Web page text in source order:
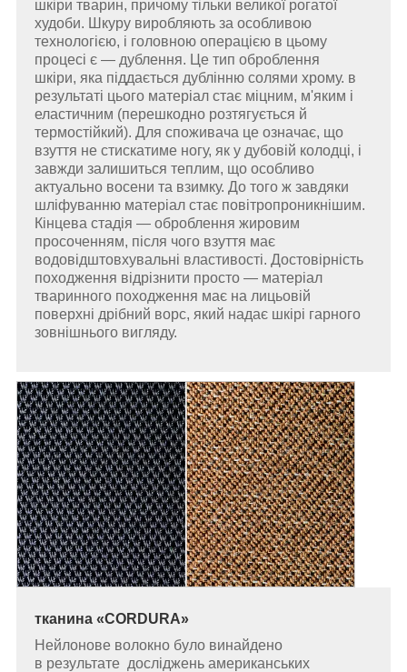
шкіри тварин, причому тільки великої рогатої
худоби. Шкуру виробляють за особливою
технологією, і головною операцією в цьому
процесі є — дублення. Це тип оброблення
шкіри, яка піддається дублінню солями хрому. в
результаті цього матеріал стає міцним, м'яким і
еластичним (перешкодно розтягується й
термостійкий). Для споживача це означає, що
взуття не стискатиме ногу, як у дубовій колодці, і
завжди залишиться теплим, що особливо
актуально восени та взимку. До того ж завдяки
шліфуванню матеріал стає повітропроникнішим.
Кінцева стадія — оброблення жировим
просоченням, після чого взуття має
водовідштовхувальні властивості. Достовірність
походження відрізнити просто — матеріал
тваринного походження має на лицьовій
поверхні дрібний ворс, який надає шкірі гарного
зовнішнього вигляду.
тканина «CORDURA»
Нейлонове волокно було винайдено
в результате досліджень американських